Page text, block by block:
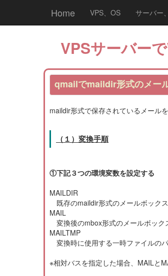
Home VPS、OS サーバー
VPSサーバー
qmailでmaildir形式のメー
maildir形式で保存されているメール
（１）変換手順
①下記３つの環境変数を設定する
MAILDIR
既存のmaildir形式のメールボック
MAIL
変換後のmbox形式のメールボック
MAILTMP
変換時に使用する一時ファイルの
※相対バスを指定した場合、MAILと